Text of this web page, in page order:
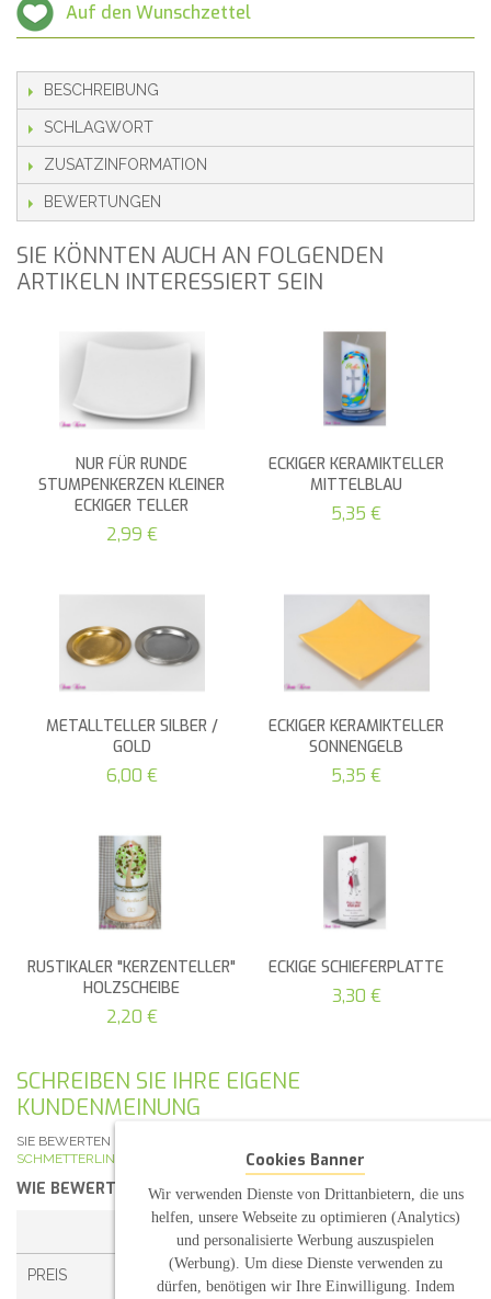
Auf den Wunschzettel
BESCHREIBUNG
SCHLAGWORT
ZUSATZINFORMATION
BEWERTUNGEN
SIE KÖNNTEN AUCH AN FOLGENDEN
ARTIKELN INTERESSIERT SEIN
NUR FÜR RUNDE
STUMPENKERZEN KLEINER
ECKIGER TELLER
2,99 €
ECKIGER KERAMIKTELLER
MITTELBLAU
5,35 €
METALLTELLER SILBER /
GOLD
6,00 €
ECKIGER KERAMIKTELLER
SONNENGELB
5,35 €
RUSTIKALER "KERZENTELLER"
HOLZSCHEIBE
2,20 €
ECKIGE SCHIEFERPLATTE
3,30 €
SCHREIBEN SIE IHRE EIGENE
KUNDENMEINUNG
SIE BEWERTEN DEN ARTIKEL:
SCHMETTERLINGE
WIE BEWERTEN SIE DIESEN ARTIKEL?*
1 STERN 2 STERNE 3 STERNE 4 STERNE
PREIS
Cookies Banner
Wir verwenden Dienste von Drittanbietern, die uns
helfen, unsere Webseite zu optimieren (Analytics)
und personalisierte Werbung auszuspielen
(Werbung). Um diese Dienste verwenden zu
dürfen, benötigen wir Ihre Einwilligung. Indem